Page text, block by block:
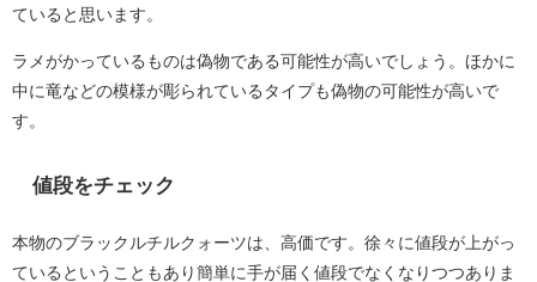
ていると思います。
ラメがかっているものは偽物である可能性が高いでしょう。ほかに
中に竜などの模様が彫られているタイプも偽物の可能性が高いで
す。
値段をチェック
本物のブラックルチルクォーツは、高価です。徐々に値段が上がっ
ているということもあり簡単に手が届く値段でなくなりつつありま